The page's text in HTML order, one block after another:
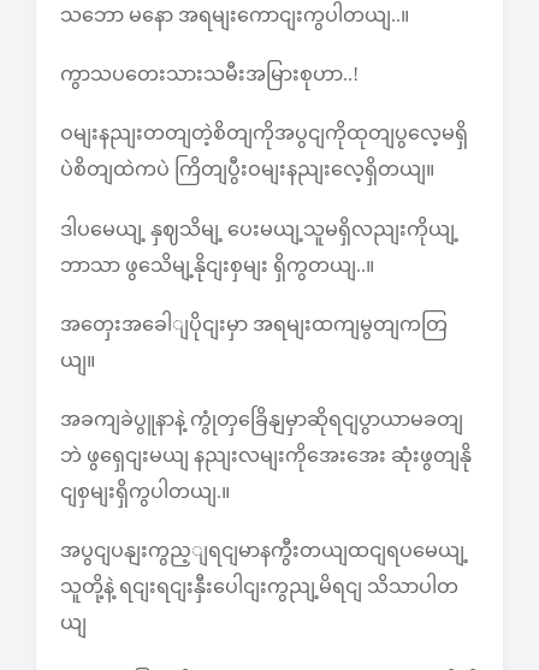
သဘော မနော အရမျးကောငျးကွပါတယျ..။
ကွာသပတေးသားသမီးအမြားစုဟာ..!
ဝမျးနညျးတတျတဲ့စိတျကိုအပွငျကိုထုတျပွလေ့မရှိ
ပဲစိတျထဲကပဲ ကြိတျပွီးဝမျးနညျးလေ့ရှိတယျ။
ဒါပမေယျ့ နှဈသိမျ့ ပေးမယျ့သူမရှိလညျးကိုယျ့
ဘာသာ ဖွသေိမျ့နိုငျးစှမျး ရှိကွတယျ..။
အတှေးအခေါျပိုငျးမှာ အရမျးထကျမွတျကတြ
ယျ။
အခကျခဲပွူနာနဲ့ ကွုံတှခြေိနျမှာဆိုရငျပွာယာမခတျ
ဘဲ ဖွရှေငျးမယျ နညျးလမျးကိုအေးအေး ဆုံးဖွတျနို
ငျစှမျးရှိကွပါတယျ.။
အပွငျပနျးကွည့ျရငျမာနကွီးတယျထငျရပမေယျ့
သူတို့နဲ့ ရငျးရငျးနှီးပေါငျးကွညျ့မိရငျ သိသာပါတ
ယျ